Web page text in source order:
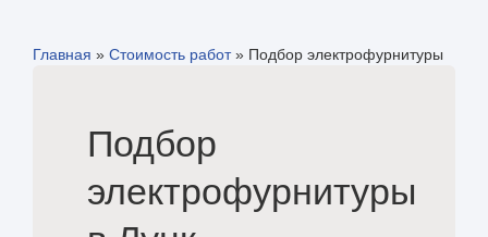
Главная » Стоимость работ» Подбор электрофурнитуры
Подбор
электрофурнитуры